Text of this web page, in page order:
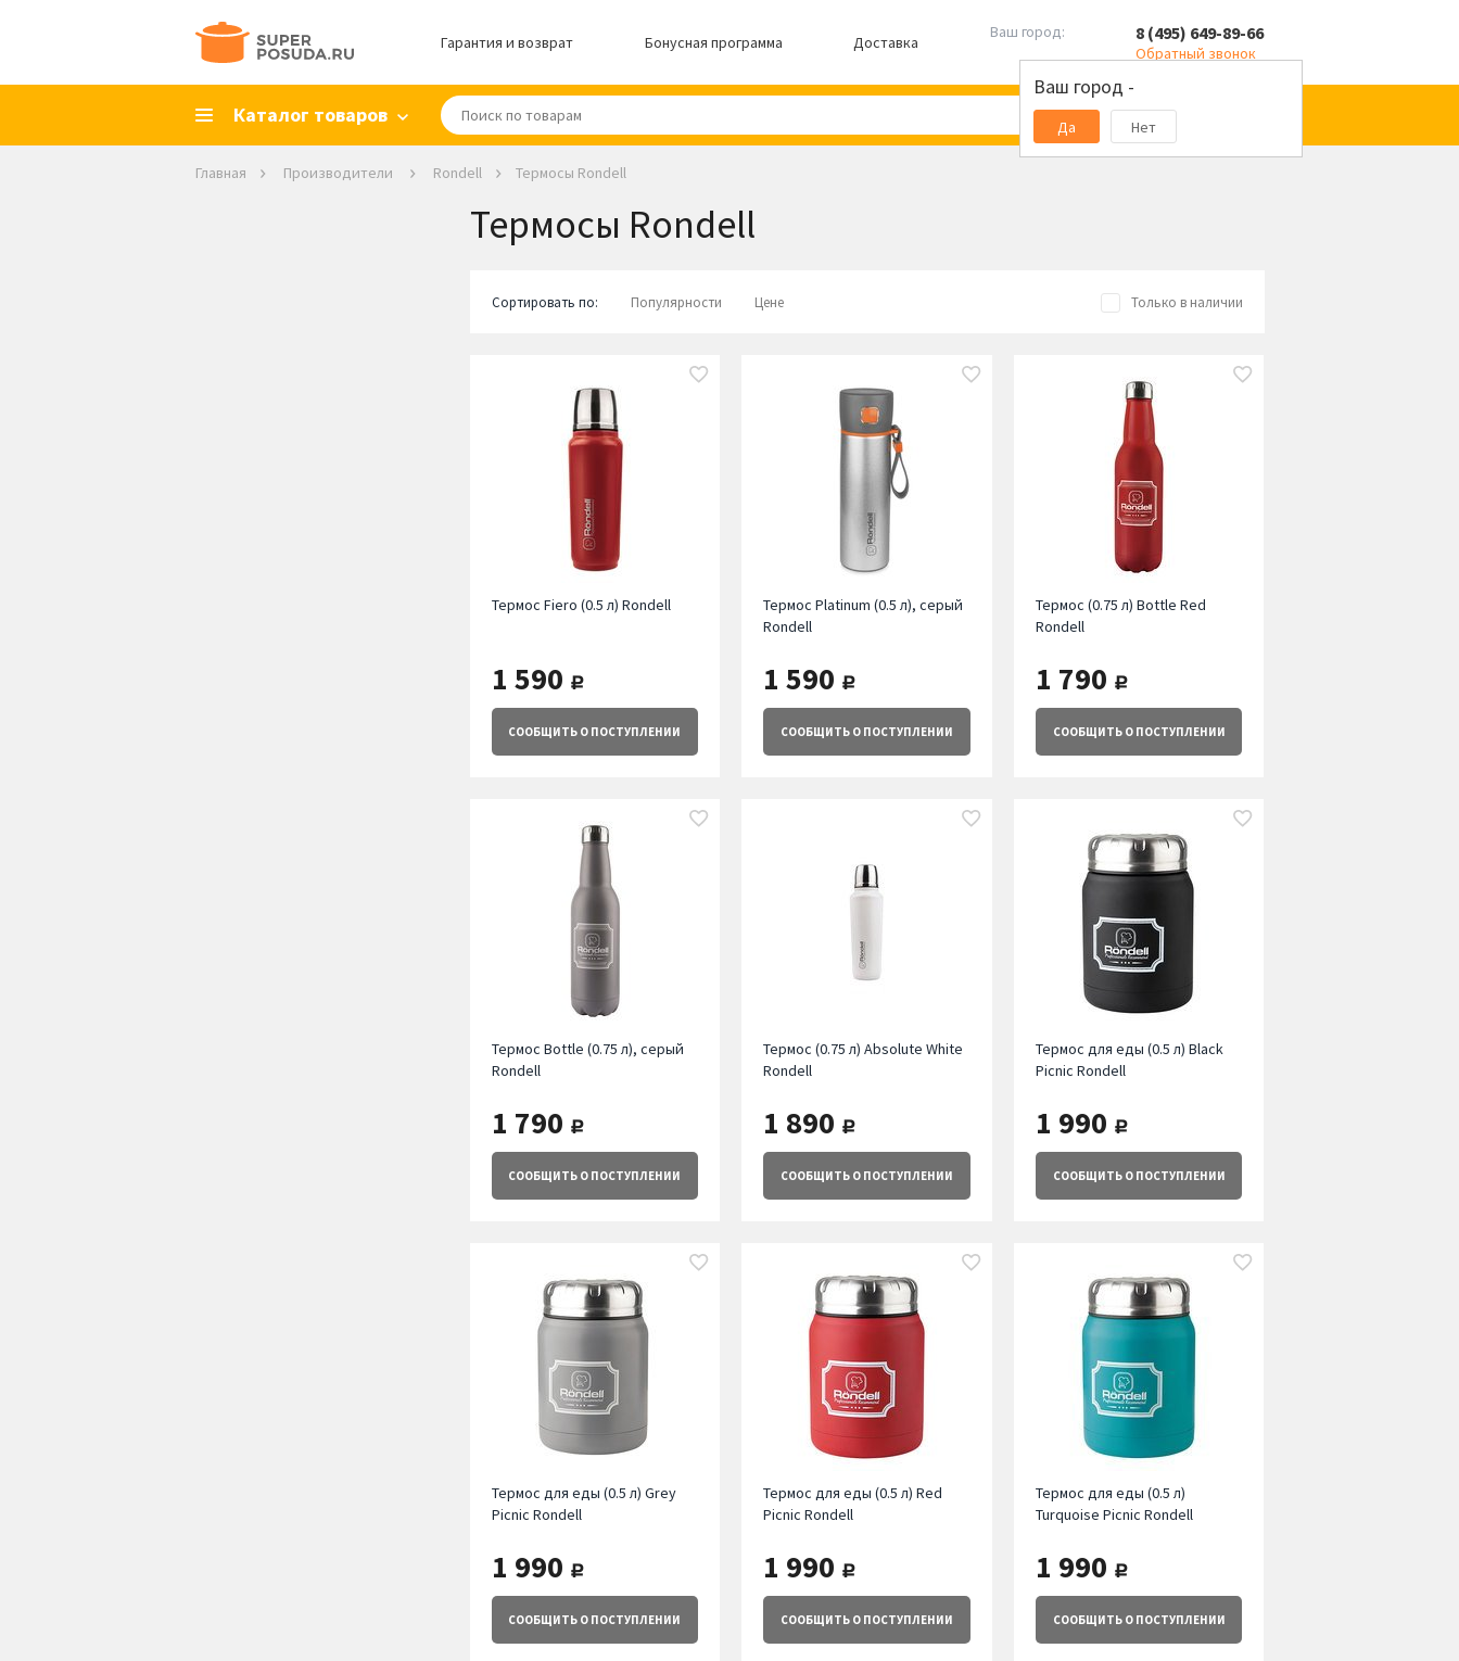
Гарантия и возврат Бонусная программа Доставка
Ваш город:
Ваш город -
Да Нет
8 (495) 649-89-66
Обратный звонок
Каталог товаров
Главная Производители Rondell Термосы Rondell
Термосы Rondell
Сортировать по: Популярности Цене Только в наличии
Термос Fiero (0.5 л) Rondell
1 590 руб.
СООБЩИТЬ О ПОСТУПЛЕНИИ
Термос Platinum (0.5 л), серый
Rondell
1 590 руб.
СООБЩИТЬО ПОСТУПЛЕНИИ
Термос (0.75 л) Bottle Red
Rondell
1 790 руб.
СООБЩИТЬО ПОСТУПЛЕНИИ
Термос Bottle (0.75 л), серый
Rondell
1 790 руб.
СООБЩИТЬ О ПОСТУПЛЕНИИ
Термос (0.75 л) Absolute White
Rondell
1 890 руб.
СООБЩИТЬО ПОСТУПЛЕНИИ
Термос для еды (0.5 л) Black
Picnic Rondell
1 990 руб.
СООБЩИТЬО ПОСТУПЛЕНИИ
Термос для еды (0.5 л) Grey
Picnic Rondell
1 990 руб.
СООБЩИТЬ О ПОСТУПЛЕНИИ
Термос для еды (0.5 л) Red
Picnic Rondell
1 990 руб.
СООБЩИТЬО ПОСТУПЛЕНИИ
Термос для еды (0.5 л)
Turquoise Picnic Rondell
1 990 руб.
СООБЩИТЬО ПОСТУПЛЕНИИ